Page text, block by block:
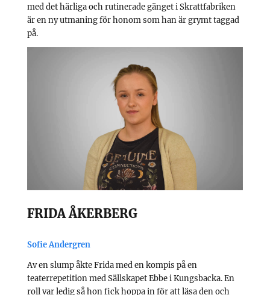
med det härliga och rutinerade gänget i Skrattfabriken
är en ny utmaning för honom som han är grymt taggad
på.
FRIDA ÅKERBERG
Sofie Andergren
Av en slump åkte Frida med en kompis på en
teaterrepetition med Sällskapet Ebbe i Kungsbacka. En
roll var ledig så hon fick hoppa in för att läsa den och